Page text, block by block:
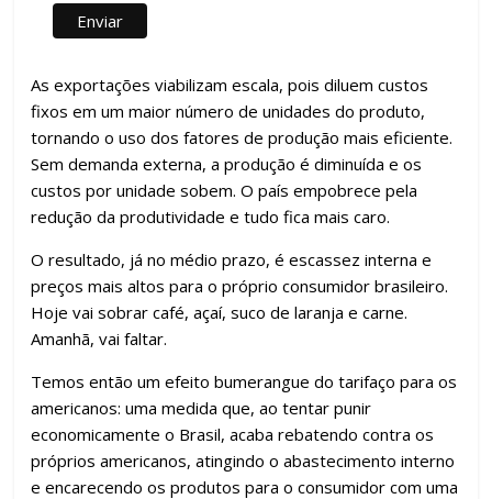
As exportações viabilizam escala, pois diluem custos
fixos em um maior número de unidades do produto,
tornando o uso dos fatores de produção mais eficiente.
Sem demanda externa, a produção é diminuída e os
custos por unidade sobem. O país empobrece pela
redução da produtividade e tudo fica mais caro.
O resultado, já no médio prazo, é escassez interna e
preços mais altos para o próprio consumidor brasileiro.
Hoje vai sobrar café, açaí, suco de laranja e carne.
Amanhã, vai faltar.
Temos então um efeito bumerangue do tarifaço para os
americanos: uma medida que, ao tentar punir
economicamente o Brasil, acaba rebatendo contra os
próprios americanos, atingindo o abastecimento interno
e encarecendo os produtos para o consumidor com uma